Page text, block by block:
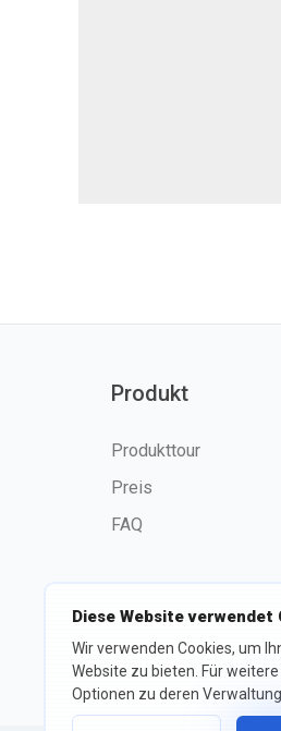
Diese Website verwendet
Wir verwenden Cookies, um
Website zu bieten. Für
Optionen zu deren
Produkt
Produkttour
Preis
FAQ
©2026